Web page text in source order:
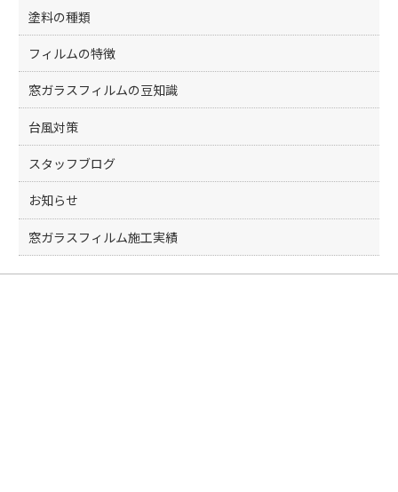
塗料の種類
フィルムの特徴
窓ガラスフィルムの豆知識
台風対策
スタッフブログ
お知らせ
窓ガラスフィルム施工実績